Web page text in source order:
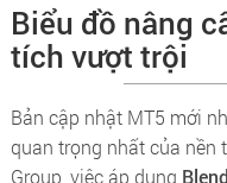
Biểu đồ nâng
tích vượt trội
Bản cập nhật MT5 mới
quan trọng nhất của nền
Group, việc áp dụng